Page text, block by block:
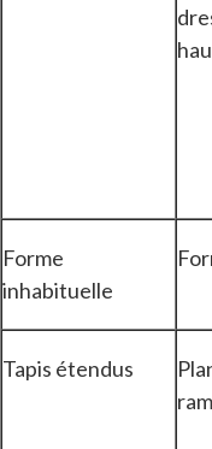
Forme
inhabituelle
Tapis étendus